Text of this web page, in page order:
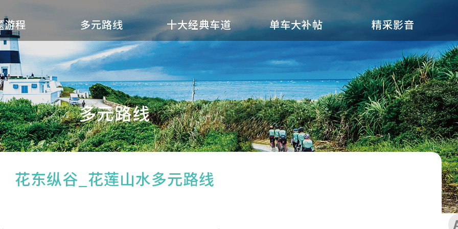
游程 多元路线 十大经典车道 单车大补帖 精采影音
多元路线
花东纵谷_花莲山水多元路线